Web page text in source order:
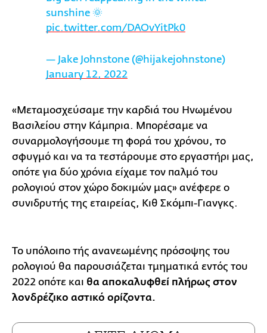
sunshine 🌞
pic.twitter.com/DAOvYitPk0
— Jake Johnstone (@hijakejohnstone)
January 12, 2022
«Μεταμοσχεύσαμε την καρδιά του Ηνωμένου
Βασιλείου στην Κάμπρια. Μπορέσαμε να
συναρμολογήσουμε τη φορά του χρόνου, το
σφυγμό και να τα τεστάρουμε στο εργαστήρι μας,
οπότε για δύο χρόνια είχαμε τον παλμό του
ρολογιού στον χώρο δοκιμών μας» ανέφερε ο
συνιδρυτής της εταιρείας, Κιθ Σκόμπι-Γιανγκς.
Το υπόλοιπο τής ανανεωμένης πρόσοψης του
ρολογιού θα παρουσιάζεται τμηματικά εντός του
2022 οπότε και θα αποκαλυφθεί πλήρως στον
λονδρέζικο αστικό ορίζοντα.